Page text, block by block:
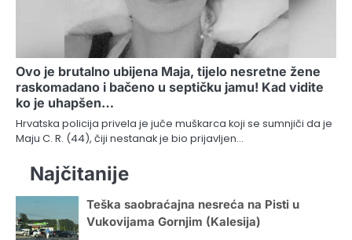
Ovo je brutalno ubijena Maja, tijelo nesretne žene
raskomadano i bačeno u septičku jamu! Kad vidite
ko je uhapšen…
Hrvatska policija privela je juče muškarca koji se sumnjiči da je
Maju C. R. (44), čiji nestanak je bio prijavljen…
Najčitanije
Teška saobraćajna nesreća na Pisti u
Vukovijama Gornjim (Kalesija)